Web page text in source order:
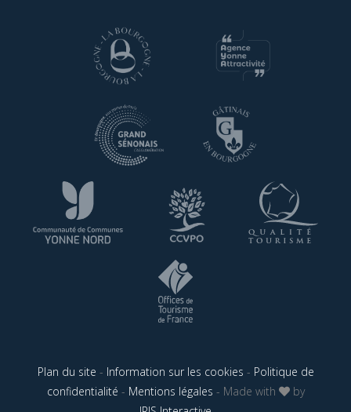
Plan du site - Information sur les cookies - Politique de
confidentialité - Mentions légales - Made with
by